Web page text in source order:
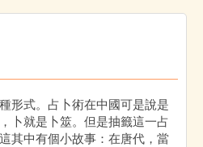
形式。占卜術在中國可是說是
卜就是卜筮。但是抽籤這一占
其中有個小故事：在唐代，當